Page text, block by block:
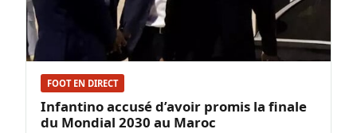
FOOT EN DIRECT
Infantino accusé d’avoir promis la finale
du Mondial 2030 au Maroc